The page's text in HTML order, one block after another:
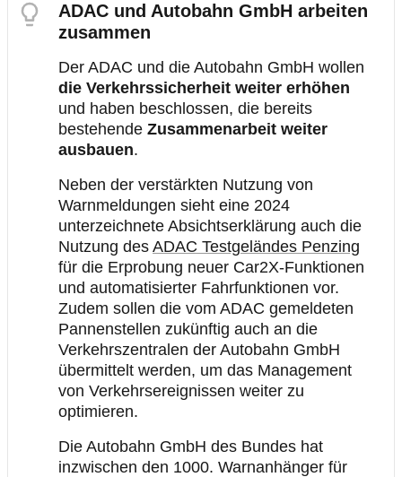
ADAC und Autobahn GmbH arbeiten
zusammen
Der ADAC und die Autobahn GmbH wollen
die Verkehrssicherheit weiter erhöhen
und haben beschlossen, die bereits
bestehende Zusammenarbeit weiter
ausbauen.
Neben der verstärkten Nutzung von
Warnmeldungen sieht eine 2024
unterzeichnete Absichtserklärung auch die
Nutzung des ADAC Testgeländes Penzing
für die Erprobung neuer Car2X-Funktionen
und automatisierter Fahrfunktionen vor.
Zudem sollen die vom ADAC gemeldeten
Pannenstellen zukünftig auch an die
Verkehrszentralen der Autobahn GmbH
übermittelt werden, um das Management
von Verkehrsereignissen weiter zu
optimieren.
Die Autobahn GmbH des Bundes hat
inzwischen den 1000. Warnanhänger für